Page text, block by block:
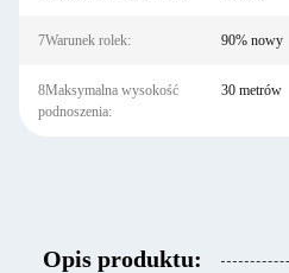
7Warunek rolek: 90% nowy
8Maksymalna wysokość
podnoszenia:
30 metrów
Opis produktu: